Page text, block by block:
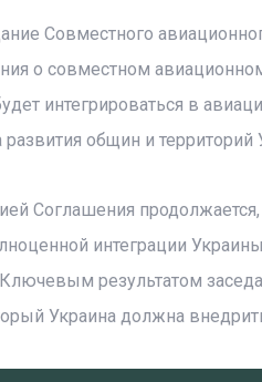
Совместного
о совместном
интегрироваться в
общин и территорий
Соглашения
интеграции
результатом
Украина должна